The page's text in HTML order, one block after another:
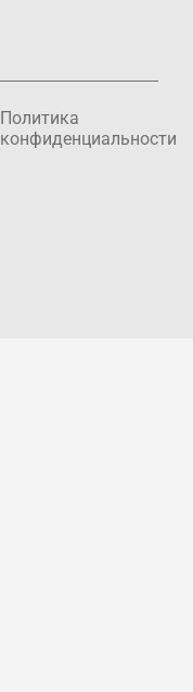
Политика
конфиденциальности